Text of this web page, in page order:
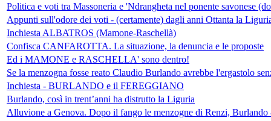
Politica e voti tra Massoneria e 'Ndrangheta nel ponente savonese
Appunti sull'odore dei voti - (certamente) dagli anni Ottanta la
Inchiesta ALBATROS (Mamone-Raschellà)
Confisca CANFAROTTA. La situazione, la denuncia e le proposte
Ed i MAMONE e RASCHELLA' sono dentro!
Se la menzogna fosse reato Claudio Burlando avrebbe l'ergastolo
Inchiesta - BURLANDO e il FEREGGIANO
Burlando, così in trent’anni ha distrutto la Liguria
Alluvione a Genova. Dopo il fango le menzogne di Renzi,